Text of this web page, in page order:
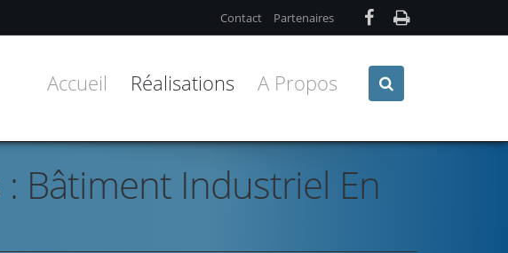
Contact Partenaires
Accueil Réalisations A Propos
Bâtiment Industriel En